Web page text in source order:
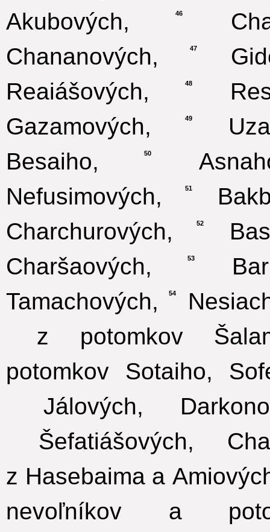
Akubových,
46
Chananových,
47
Reaiášových,
48
Gazamových,
49
Besaiho,
50
Nefusimových,
51
Charchurových,
52
Charšaových,
53
Tamachových,
54
z potomkov
potomkov Sotaiho,
Jálových,
Šefatiášových,
z Hasebaima a
nevoľníkov a